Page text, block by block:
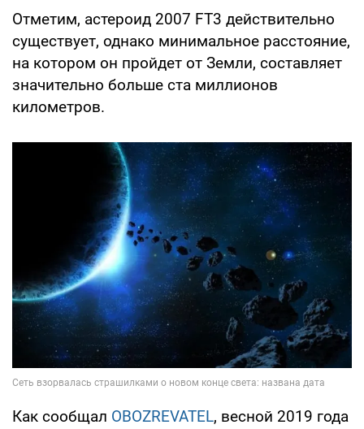
Отметим, астероид 2007 FT3 действительно
существует, однако минимальное расстояние,
на котором он пройдет от Земли, составляет
значительно больше ста миллионов
километров.
Как сообщал OBOZREVATEL, весной 2019 года